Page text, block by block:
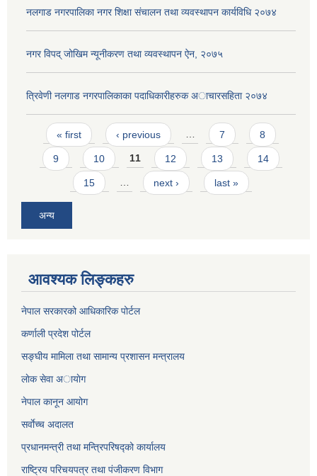
नलगाड नगरपालिका नगर शिक्षा संचालन तथा व्यवस्थापन कार्यविधि २०७४
नगर विपद् जोखिम न्यूनीकरण तथा व्यवस्थापन ऐन, २०७५
त्रिवेणी नलगाड नगरपालिकाका पदाधिकारीहरुक अाचारस‌हिता २०७४
Pages
« first ‹ previous … 7 8
9 10 11 12 13 14
15 … next › last »
अन्य
आवश्यक लिङ्कहरु
नेपाल सरकारको आधिकारिक पोर्टल
कर्णाली प्रदेश पोर्टल
सङ्घीय मामिला तथा सामान्य प्रशासन मन्त्रालय
लाेक सेवा अायाेग
नेपाल कानून आयोग
सर्वाेच्च अदालत
प्रधानमन्त्री तथा मन्त्रिपरिषद्को कार्यालय
राष्ट्रिय परिचयपत्र तथा पंजीकरण विभाग